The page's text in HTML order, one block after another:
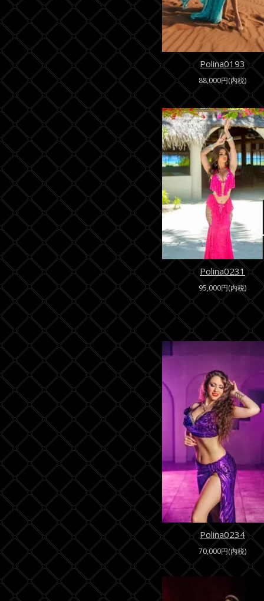
Polina0193
88,000円(内税)
Polina0231
95,000円(内税)
Polina0234
70,000円(内税)